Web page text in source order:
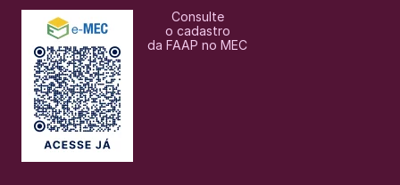
Consulte
o cadastro
da FAAP no MEC